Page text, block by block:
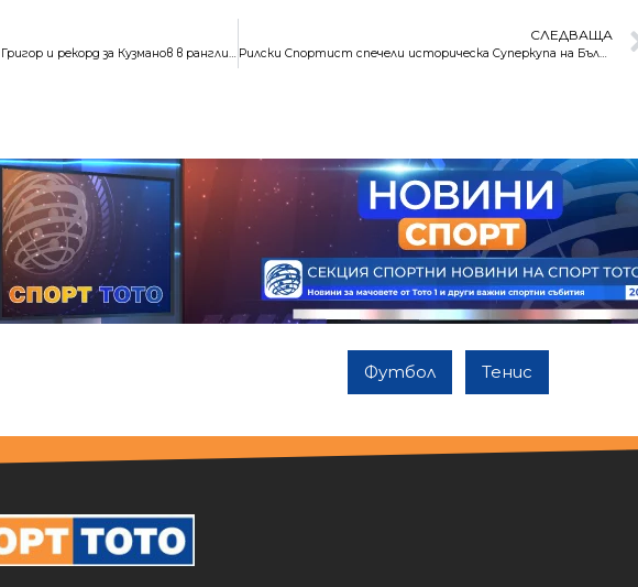
Едно място нагоре за Григор и рекорд за Кузманов в ранглистата
СЛЕДВАЩА
Рилски Спортист спечели историческа Суперкупа на България
Футбол Тенис